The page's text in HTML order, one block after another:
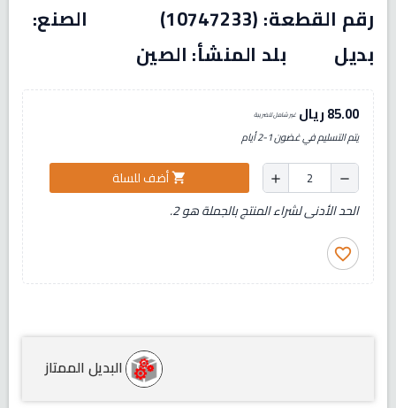
رقم القطعة: (10747233) الصنع:
بديل بلد المنشأ: الصين
85.00 ريال غير شامل للضريبة
يتم التسليم في غضون 1-2 أيام
remove
add
shopping_cartأضف للسلة
الحد الأدنى لشراء المنتج بالجملة هو 2.
favorite_border
البديل الممتاز